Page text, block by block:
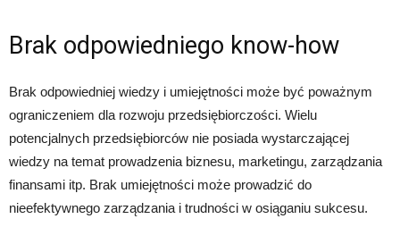
Brak odpowiedniego know-how
Brak odpowiedniej wiedzy i umiejętności może być poważnym
ograniczeniem dla rozwoju przedsiębiorczości. Wielu
potencjalnych przedsiębiorców nie posiada wystarczającej
wiedzy na temat prowadzenia biznesu, marketingu, zarządzania
finansami itp. Brak umiejętności może prowadzić do
nieefektywnego zarządzania i trudności w osiąganiu sukcesu.